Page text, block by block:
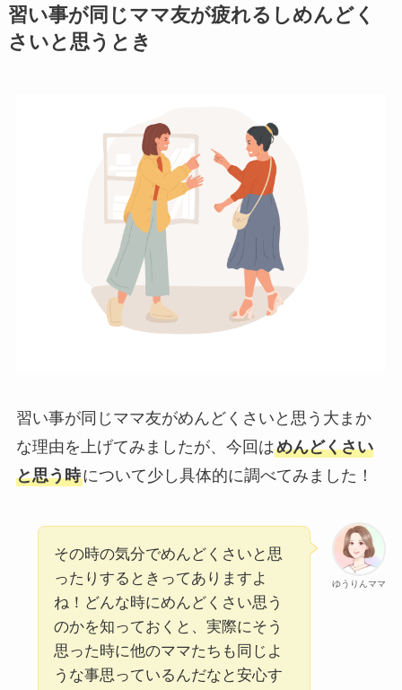
習い事が同じママ友が疲れるしめんどく
さいと思うとき
習い事が同じママ友がめんどくさいと思う大まか
な理由を上げてみましたが、今回はめんどくさい
と思う時について少し具体的に調べてみました！
ゆうりんママ
その時の気分でめんどくさいと思
ったりするときってありますよ
ね！どんな時にめんどくさい思う
のかを知っておくと、実際にそう
思った時に他のママたちも同じよ
うな事思っているんだなと安心す